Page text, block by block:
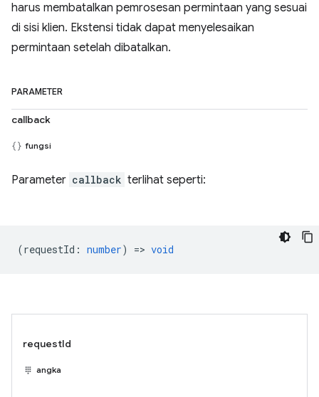
harus membatalkan pemrosesan permintaan yang sesuai
di sisi klien. Ekstensi tidak dapat menyelesaikan
permintaan setelah dibatalkan.
PARAMETER
callback
fungsi
Parameter callback terlihat seperti:
(requestId : number) => void
requestId
angka